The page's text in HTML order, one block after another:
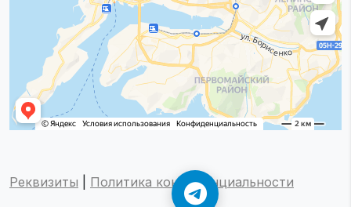
Реквизиты
Политика конфиденциальности